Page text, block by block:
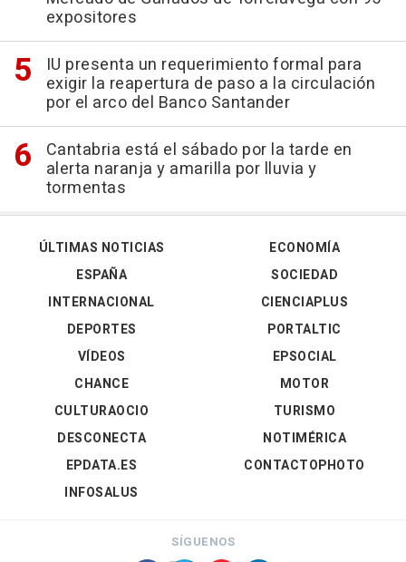
expositores
IU presenta un requerimiento formal para
exigir la reapertura de paso a la circulación
por el arco del Banco Santander
Cantabria está el sábado por la tarde en
alerta naranja y amarilla por lluvia y
tormentas
ÚLTIMAS NOTICIAS
ESPAÑA
INTERNACIONAL
DEPORTES
VÍDEOS
ECONOMÍA
SOCIEDAD
CIENCIAPLUS
PORTALTIC
EPSOCIAL
CHANCE
CULTURAOCIO
DESCONECTA
EPDATA.ES
INFOSALUS
MOTOR
TURISMO
NOTIMÉRICA
CONTACTOPHOTO
SÍGUENOS